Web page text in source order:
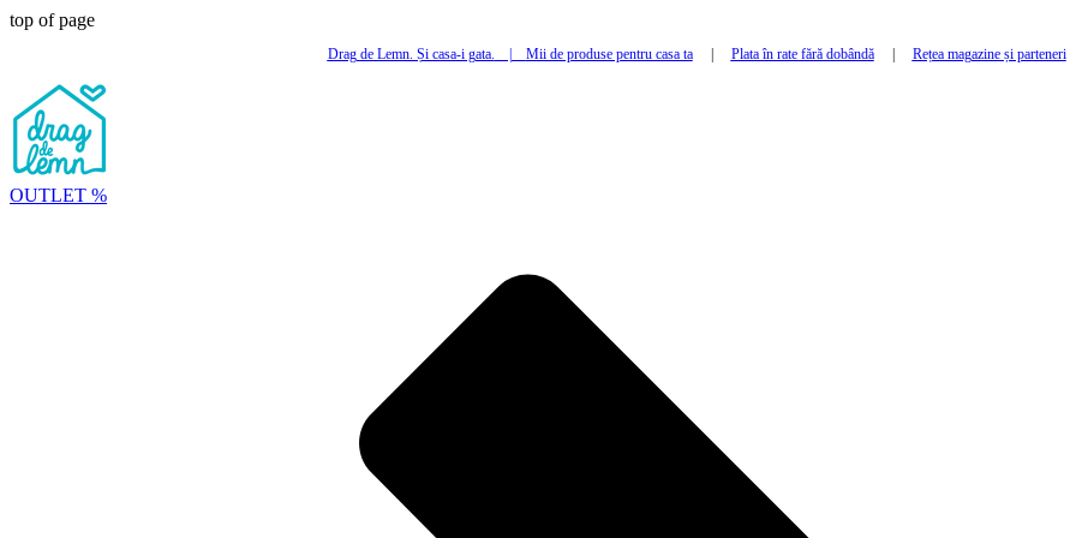
top of page
Drag de Lemn. Și casa-i gata. Mii de produse pentru casa ta| Plata în rate fără dobândă| Rețea magazine și parteneri
OUTLET %